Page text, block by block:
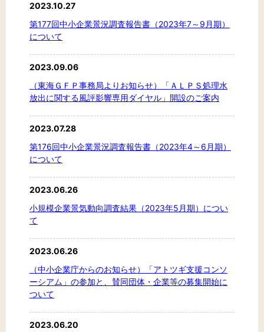
2023.10.27
第177回中小企業景況調査報告書（2023年7～9月期）
について
2023.09.06
（東海ＧＦＰ事務局よりお知らせ）「ＡＬＰＳ処理水
放出に関する風評影響専用ダイヤル」開設のご案内
2023.07.28
第176回中小企業景況調査報告書（2023年4～6月期）
について
2023.06.26
小規模企業景気動向調査結果（2023年5月期）につい
て
2023.06.26
（中小企業庁からのお知らせ）「アトツギ支援コンソ
ーシアム」の参加と、賛同団体・企業等の募集開始に
ついて
2023.06.20